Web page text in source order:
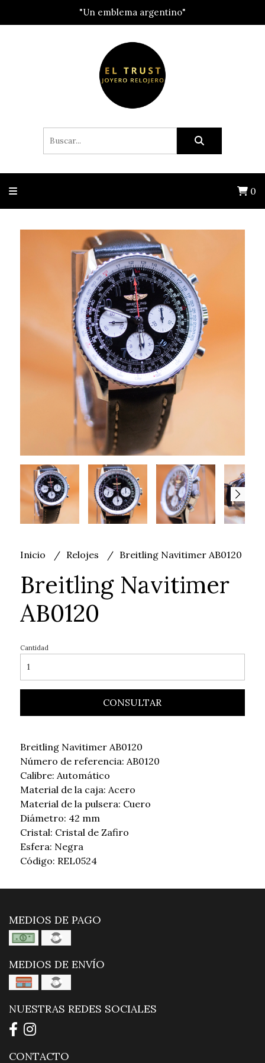
"Un emblema argentino"
0
Inicio Relojes Breitling Navitimer AB0120
Breitling Navitimer
AB0120
Cantidad
CONSULTAR
Breitling Navitimer AB0120
Número de referencia: AB0120
Calibre: Automático
Material de la caja: Acero
Material de la pulsera: Cuero
Diámetro: 42 mm
Cristal: Cristal de Zafiro
Esfera: Negra
Código: REL0524
MEDIOS DE PAGO
MEDIOS DE ENVÍO
NUESTRAS REDES SOCIALES
CONTACTO